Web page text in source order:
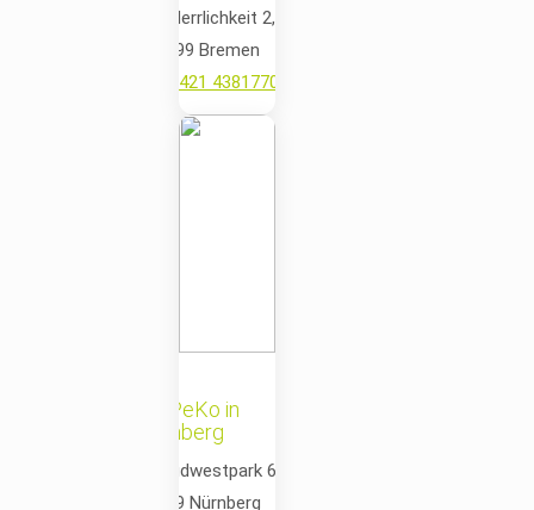
📍 Herrlichkeit 2,
28199 Bremen
0421 4381770
MePeKo in
Nürnberg
📍 Südwestpark 67
90449 Nürnberg